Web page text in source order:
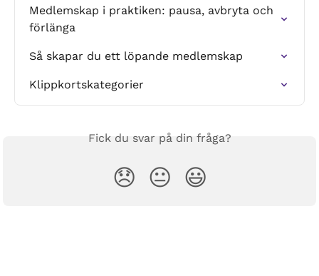
Medlemskap i praktiken: pausa, avbryta och
förlänga
Så skapar du ett löpande medlemskap
Klippkortskategorier
Fick du svar på din fråga?
😞 😐 😃